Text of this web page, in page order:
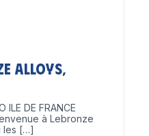
Alloys,
ILE DE FRANCE
à Lebronze
les […]